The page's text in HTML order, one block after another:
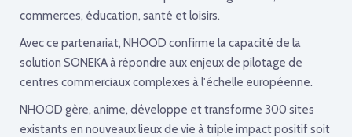
commerces, éducation, santé et loisirs.
Avec ce partenariat, NHOOD confirme la capacité de la
solution SONEKA à répondre aux enjeux de pilotage de
centres commerciaux complexes à l'échelle européenne.
NHOOD gère, anime, développe et transforme 300 sites
existants en nouveaux lieux de vie à triple impact positif soit